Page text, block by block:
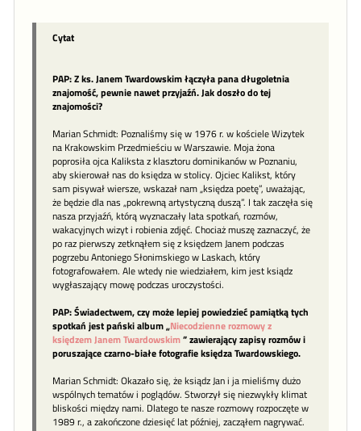
Cytat
PAP: Z ks. Janem Twardowskim łączyła pana długoletnia
znajomość, pewnie nawet przyjaźń. Jak doszło do tej
znajomości?
Marian Schmidt: Poznaliśmy się w 1976 r. w kościele Wizytek
na Krakowskim Przedmieściu w Warszawie. Moja żona
poprosiła ojca Kaliksta z klasztoru dominikanów w Poznaniu,
aby skierował nas do księdza w stolicy. Ojciec Kalikst, który
sam pisywał wiersze, wskazał nam „księdza poetę”, uważając,
że będzie dla nas „pokrewną artystyczną duszą”. I tak zaczęła się
nasza przyjaźń, którą wyznaczały lata spotkań, rozmów,
wakacyjnych wizyt i robienia zdjęć. Chociaż muszę zaznaczyć, że
po raz pierwszy zetknąłem się z księdzem Janem podczas
pogrzebu Antoniego Słonimskiego w Laskach, który
fotografowałem. Ale wtedy nie wiedziałem, kim jest ksiądz
wygłaszający mowę podczas uroczystości.
PAP: Świadectwem, czy może lepiej powiedzieć pamiątką tych
spotkań jest pański album „Niecodzienne rozmowy z
księdzem Janem Twardowskim” zawierający zapisy rozmów i
poruszające czarno-białe fotografie księdza Twardowskiego.
Marian Schmidt: Okazało się, że ksiądz Jan i ja mieliśmy dużo
wspólnych tematów i poglądów. Stworzył się niezwykły klimat
bliskości między nami. Dlatego te nasze rozmowy rozpoczęte w
1989 r., a zakończone dziesięć lat później, zacząłem nagrywać.